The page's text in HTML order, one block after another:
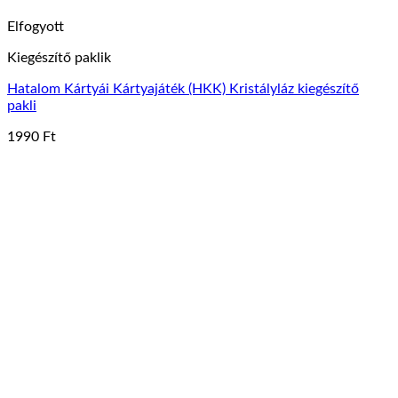
Elfogyott
Kiegészítő paklik
Hatalom Kártyái Kártyajáték (HKK) Kristályláz kiegészítő
pakli
1990 Ft